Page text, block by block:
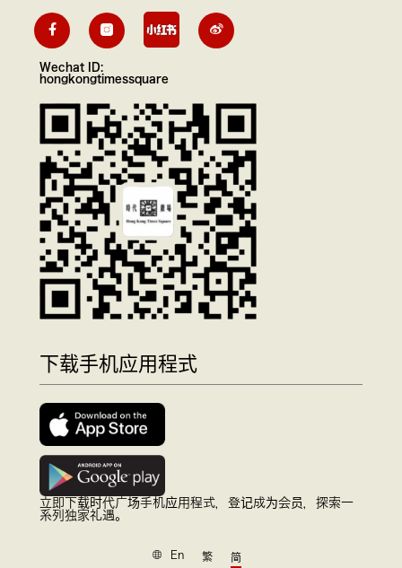
Wechat ID:
hongkongtimessquare
下载手机应用程式
立即下载时代广场手机应用程式，登记成为会员，探索一
系列独家礼遇。
En 繁 简